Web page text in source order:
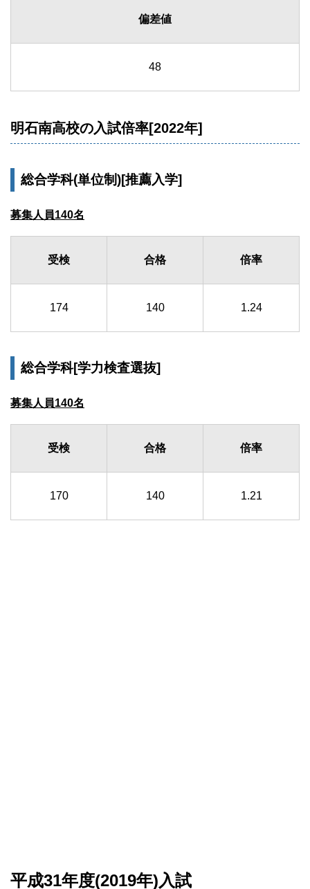
偏差値
48
明石南高校の入試倍率[2022年]
総合学科(単位制)[推薦入学]
募集人員140名
受検 合格 倍率
174 140 1.24
総合学科[学力検査選抜]
募集人員140名
受検 合格 倍率
170 140 1.21
平成31年度(2019年)入試